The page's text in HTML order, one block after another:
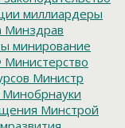
миллиардеры
Минздрав
минирование
Министерство
Министр
Минобрнауки
Минстрой